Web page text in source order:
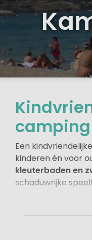
Een
kinderen én voor
kleuterbaden en
schaduwrijke
speurtochten en